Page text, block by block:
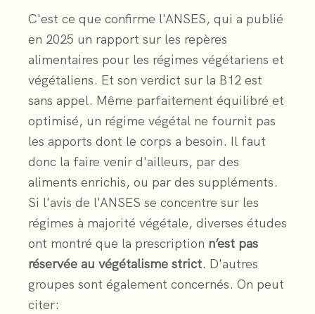
C'est ce que confirme l'ANSES, qui a publié
en 2025 un rapport sur les repères
alimentaires pour les régimes végétariens et
végétaliens. Et son verdict sur la B12 est
sans appel. Même parfaitement équilibré et
optimisé, un régime végétal ne fournit pas
les apports dont le corps a besoin. Il faut
donc la faire venir d'ailleurs, par des
aliments enrichis, ou par des suppléments.
Si l'avis de l'ANSES se concentre sur les
régimes à majorité végétale, diverses études
ont montré que la prescription n’est pas
réservée au végétalisme strict. D'autres
groupes sont également concernés. On peut
citer: